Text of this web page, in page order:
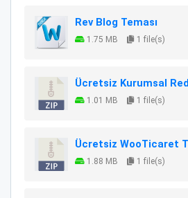
Rev Blog Teması
1.75 MB 1 file(s)
Ücretsiz Kurumsal Red
1.01 MB 1 file(s)
Ücretsiz WooTicaret
1.88 MB 1 file(s)